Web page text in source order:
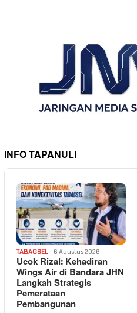
INFO TAPANULI
TABAGSEL 6 Agustus 2026
Ucok Rizal: Kehadiran
Wings Air di Bandara JHN
Langkah Strategis
Pemerataan
Pembangunan